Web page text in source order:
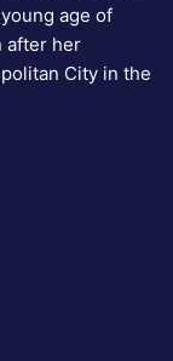
age of
after her
City in the